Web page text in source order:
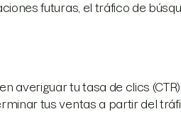
futuras, el tráfico de
averiguar tu tasa de clics
tus ventas a partir del